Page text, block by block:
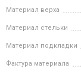
Материал верха
Материал стельки
Материал подкладки
Фактура материала